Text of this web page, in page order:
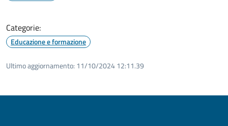
Categorie:
Educazione e formazione
Ultimo aggiornamento: 11/10/2024 12:11.39